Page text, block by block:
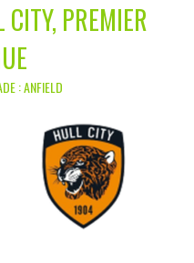
PREMIER
: ANFIELD